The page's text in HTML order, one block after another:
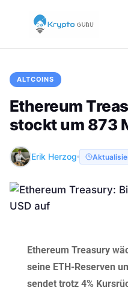
ALTCOINS
Ethereum
stockt um 873
Erik Herzog
Ethereum Treasury
seine ETH-Reserven
sendet trotz 4%